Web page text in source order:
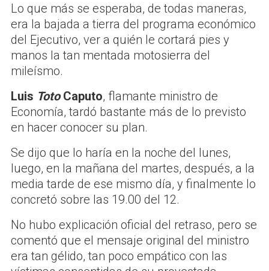
Lo que más se esperaba, de todas maneras,
era la bajada a tierra del programa económico
del Ejecutivo, ver a quién le cortará pies y
manos la tan mentada motosierra del
mileísmo.
Luis TotoCaputo, flamante ministro de
Economía, tardó bastante más de lo previsto
en hacer conocer su plan.
Se dijo que lo haría en la noche del lunes,
luego, en la mañana del martes, después, a la
media tarde de ese mismo día, y finalmente lo
concretó sobre las 19.00 del 12.
No hubo explicación oficial del retraso, pero se
comentó que el mensaje original del ministro
era tan gélido, tan poco empático con las